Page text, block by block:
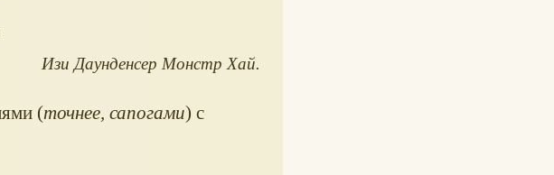
Изи Даунденсер Монстр Хай.
(точнее, сапогами) с